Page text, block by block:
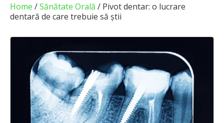
Home /Sănătate Orală / Pivot dentar: o lucrare
dentară de care trebuie să știi